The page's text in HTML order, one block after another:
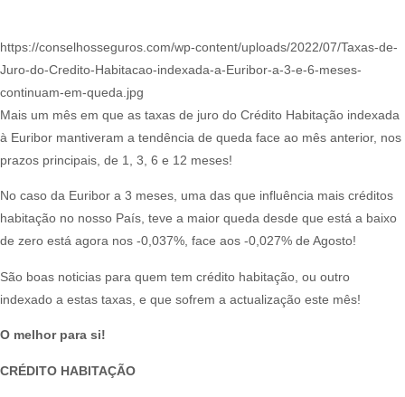
https://conselhosseguros.com/wp-content/uploads/2022/07/Taxas-de-
Juro-do-Credito-Habitacao-indexada-a-Euribor-a-3-e-6-meses-
continuam-em-queda.jpg
Mais um mês em que as taxas de juro do Crédito Habitação indexada
à Euribor mantiveram a tendência de queda face ao mês anterior, nos
prazos principais, de 1, 3, 6 e 12 meses!​
No caso da Euribor a 3 meses, uma das que influência mais créditos
habitação no nosso País, teve a maior queda desde que está a baixo
de zero está agora nos -0,037%, face aos -0,027% de Agosto!​
São boas noticias para quem tem crédito habitação, ou outro
indexado a estas taxas, e que sofrem a actualização este mês!​
O melhor para si!
CRÉDITO HABITAÇÃO